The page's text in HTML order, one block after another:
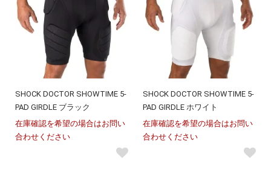
SHOCK DOCTOR SHOWTIME 5-
PAD GIRDLE ブラック
在庫確認を希望の場合はお問い
合わせください
SHOCK DOCTOR SHOWTIME 5-
PAD GIRDLE ホワイト
在庫確認を希望の場合はお問い
合わせください